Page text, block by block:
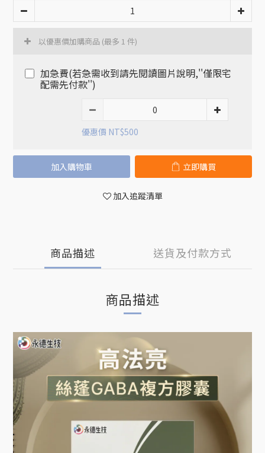
以優惠價加購商品 (最多 1 件)
加急費(若急需收到請先閱讀圖片說明,''僅限宅
配需先付款'')
優惠價 NT$500
加入購物車 立即購買
加入追蹤清單
商品描述 送貨及付款方式
商品描述